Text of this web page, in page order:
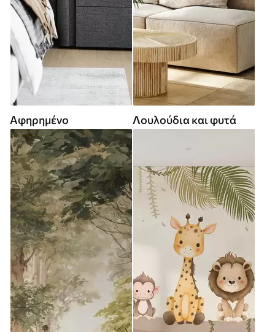
Αφηρημένο Λουλούδια και φυτά